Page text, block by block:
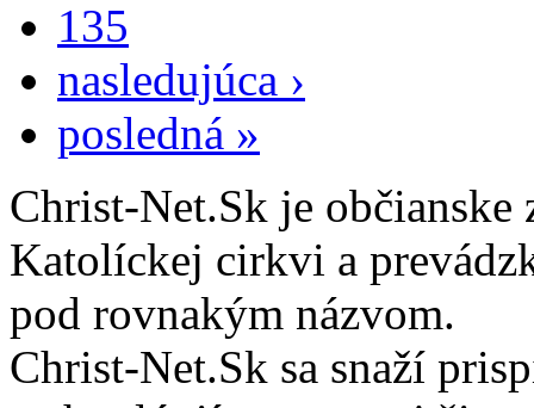
135
nasledujúca ›
posledná »
Christ-Net.Sk je
Katolíckej cirkvi a
pod rovnakým názvom.
Christ-Net.Sk sa snaží